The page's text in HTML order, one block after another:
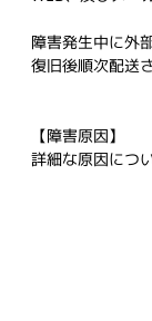
障害発生中に外
復旧後順次配送
【障害原因】
詳細な原因につ